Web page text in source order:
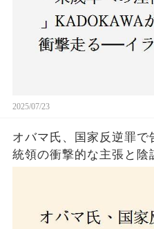
2025/07/23
オバマ氏、国家反逆罪
統領の衝撃的な主張と陰